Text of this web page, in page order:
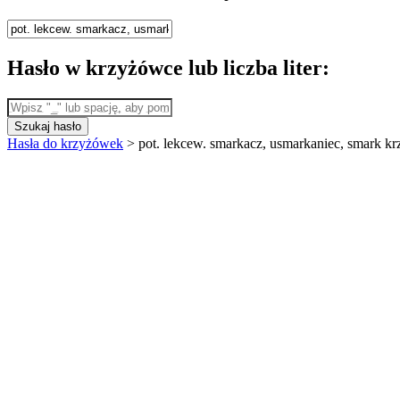
Hasło w krzyżówce lub liczba liter:
Szukaj hasło
Hasła do krzyżówek > pot. lekcew. smarkacz, usmarkaniec, smark